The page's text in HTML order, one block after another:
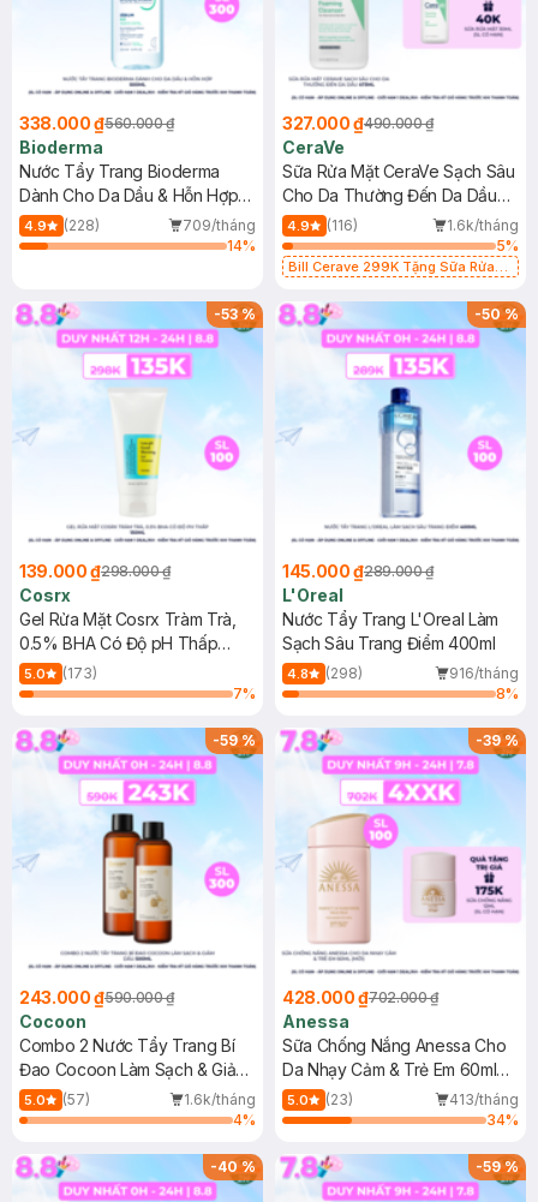
338.000 ₫560.000 ₫
Bioderma
Nước Tẩy Trang Bioderma
Dành Cho Da Dầu & Hỗn Hợp
500ml
4.9 (228)
709/tháng
14%
327.000 ₫490.000 ₫
CeraVe
Sữa Rửa Mặt CeraVe Sạch Sâu
Cho Da Thường Đến Da Dầu
473ml
4.9 (116)
1.6k/tháng
5%
Bill Cerave 299K Tặng Sữa Rửa
-53%
139.000 ₫298.000 ₫
Cosrx
Gel Rửa Mặt Cosrx Tràm Trà,
0.5% BHA Có Độ pH Thấp
150ml
5.0
(173)
7%
-50%
145.000 ₫289.000 ₫
L'Oreal
Nước Tẩy Trang L'Oreal Làm
Sạch Sâu Trang Điểm 400ml
4.8 (298)
916/tháng
8%
-59%
243.000 ₫590.000 ₫
Cocoon
Combo 2 Nước Tẩy Trang Bí
Đao Cocoon Làm Sạch & Giảm
Dầu 500ml
5.0 (57)
1.6k/tháng
4%
-39%
428.000 ₫702.000 ₫
Anessa
Sữa Chống Nắng Anessa Cho
Da Nhạy Cảm & Trẻ Em 60ml
(Mới)
5.0 (23)
413/tháng
34%
-40% -59%